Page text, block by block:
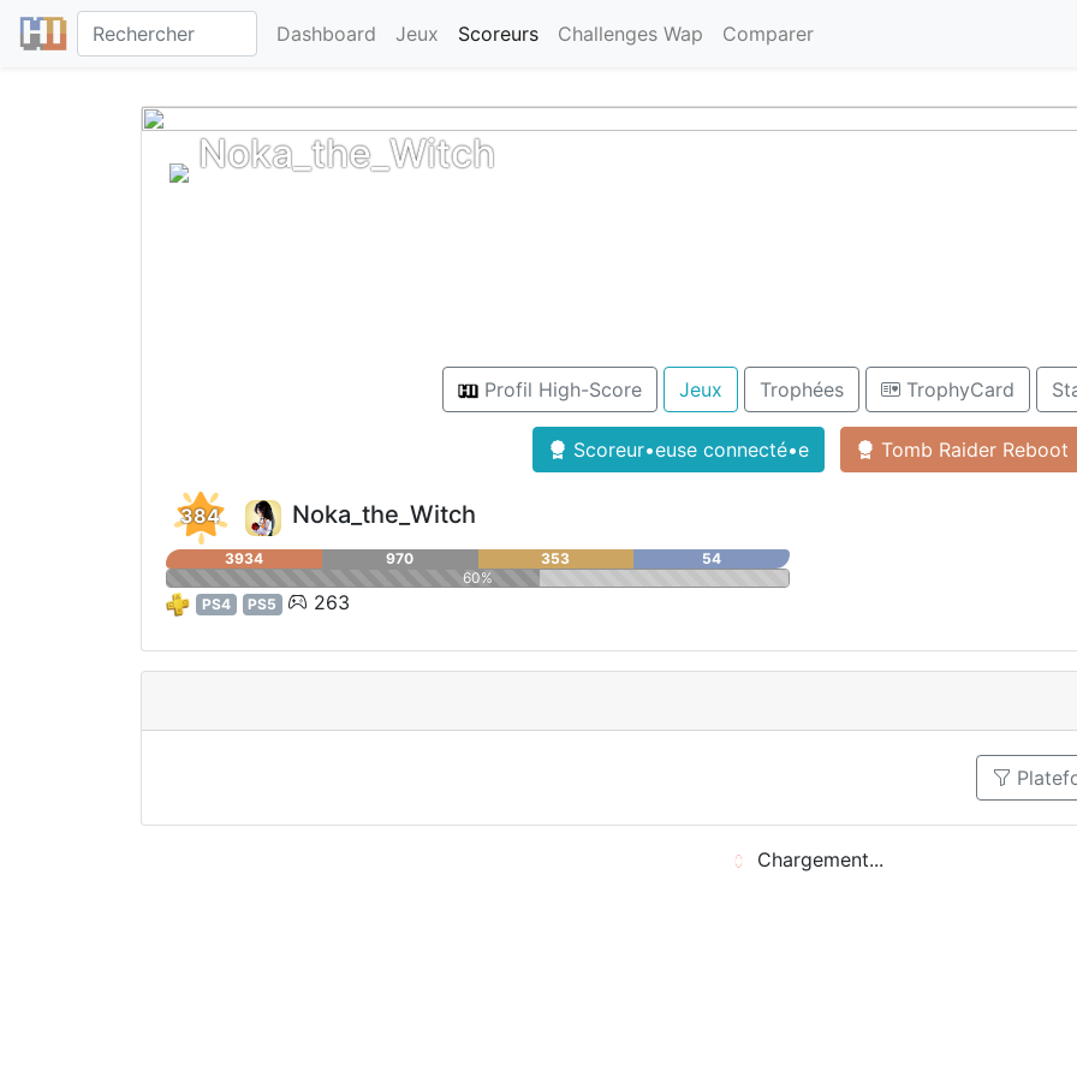
Dashboard Jeux Scoreurs Challenges Wap Comparer
Noka_the_Witch
Profil High-Score Jeux Trophées TrophyCard
Scoreur•euse connecté•e Tomb Raider Reboot
384 Noka_the_Witch
3934 970 353
54
60%
PS4
PS5 263
Chargement...